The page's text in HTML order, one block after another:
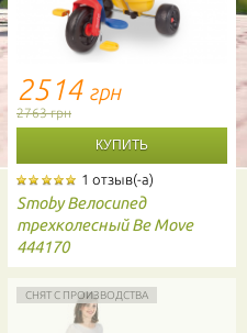
2514 грн
2763 грн
1 отзыв(-а)
Smoby Велосипед
трехколесный Be Move
444170
СНЯТ С ПРОИЗВОДСТВА